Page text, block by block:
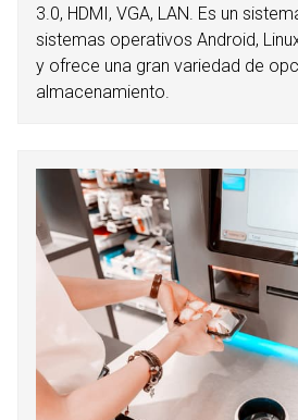
3.0, HDMI, VGA, LAN. Es un
sistemas operativos Android,
y ofrece una gran variedad de
almacenamiento.